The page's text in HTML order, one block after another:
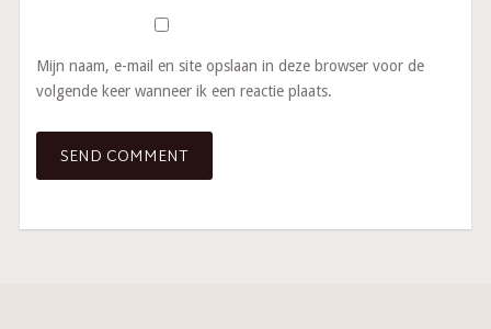
Mijn naam, e-mail en site opslaan in deze browser voor de
volgende keer wanneer ik een reactie plaats.